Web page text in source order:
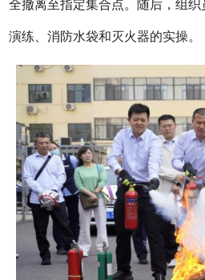
全撤离至指定集合点。 随后，组织
演练 、消防水袋和灭火器的实操。